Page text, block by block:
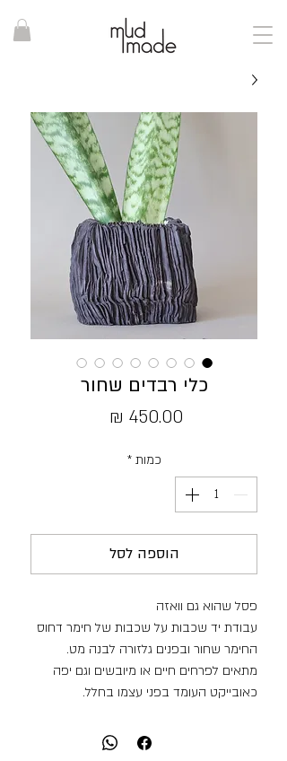
כלי רבדים שחור
כמות *
הוספה לסל
פסל שהוא גם וואזה
עבודת יד שכבות על שכבות של חימר דחוס
החימר שחור ובפנים גלזורה לבנה מט.
מתאים לפרחים חיים או מיובשים וגם יפה
כאובייקט העומד בפני עצמו בחלל.